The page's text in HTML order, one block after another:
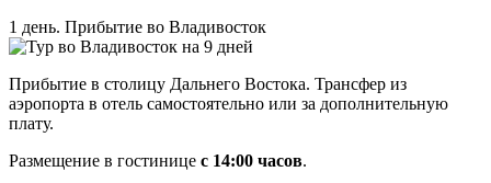
1 день. Прибытие во Владивосток
Прибытие в столицу Дальнего Востока. Трансфер из
аэропорта в отель самостоятельно или за дополнительную
плату.
Размещение в гостинице с 14:00 часов.